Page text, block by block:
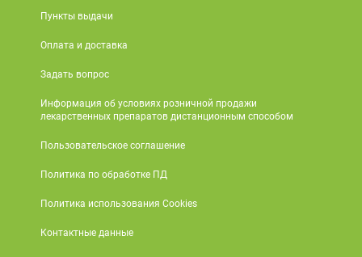
Пункты выдачи
Оплата и доставка
Задать вопрос
Информация об условиях розничной продажи
лекарственных препаратов дистанционным способом
Пользовательское соглашение
Политика по обработке ПД
Политика использования Cookies
Контактные данные